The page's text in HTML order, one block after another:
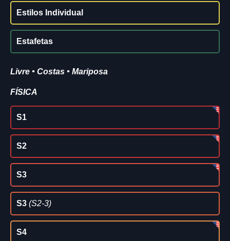
Estilos Individual
Estafetas
Livre • Costas • Mariposa
FÍSICA
S1
S2
S3
S3 (S2-3)
S4